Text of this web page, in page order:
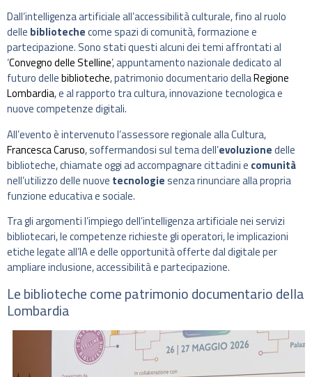
Dall’intelligenza artificiale all’accessibilità culturale, fino al ruolo
delle bibliotechecome spazi di comunità, formazione e
partecipazione. Sono stati questi alcuni dei temi affrontati al
‘Convegno delle Stelline’, appuntamento nazionale dedicato al
futuro dellebiblioteche, patrimonio documentario dellaRegione
Lombardia, e al rapporto tra cultura, innovazione tecnologica e
nuove competenze digitali.
All’evento è intervenuto l’assessore regionale alla Cultura,
Francesca Caruso, soffermandosi sul tema dell’evoluzionedelle
biblioteche, chiamate oggi ad accompagnare cittadini e comunità
nell’utilizzo delle nuove tecnologiesenza rinunciare alla propria
funzione educativa e sociale.
Tra gli argomenti l’impiego dell’intelligenza artificiale nei servizi
bibliotecari, le competenze richieste gli operatori, le implicazioni
etiche legate all’IA e delle opportunità offerte dal digitale per
ampliare inclusione, accessibilità e partecipazione.
Le biblioteche come patrimonio documentario della
Lombardia